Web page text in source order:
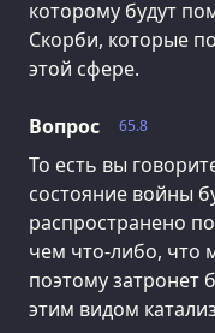
которому будут
Скорби, которые
этой сфере.
65.8
Вопрос
То есть вы
состояние войны
распространено
чем что-либо, что
поэтому затронет
этим видом